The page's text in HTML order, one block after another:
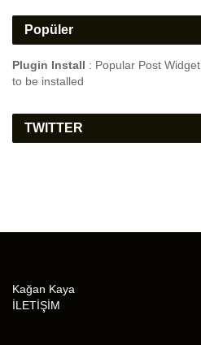
Popüler
Plugin Install : Popular Post
to be installed
TWITTER
Kağan Kaya
İLETİŞİM